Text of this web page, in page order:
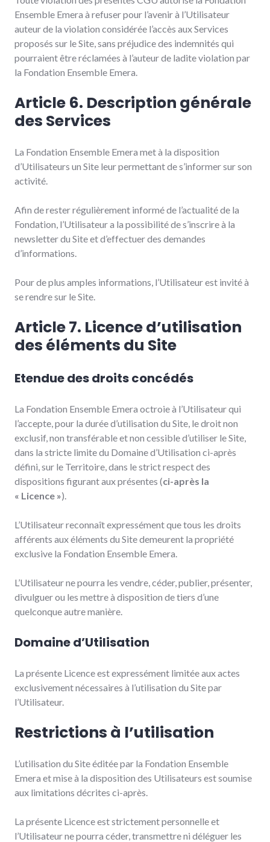
Ensemble Emera à refuser pour l’avenir à l’Utilisateur
auteur de la violation considérée l’accès aux Services
proposés sur le Site, sans préjudice des indemnités qui
pourraient être réclamées à l’auteur de ladite violation par
la Fondation Ensemble Emera.
Article 6. Description générale
des Services
La Fondation Ensemble Emera met à la disposition
d’Utilisateurs un Site leur permettant de s’informer sur son
activité.
Afin de rester régulièrement informé de l’actualité de la
Fondation, l’Utilisateur a la possibilité de s’inscrire à la
newsletter du Site et d’effectuer des demandes
d’informations.
Pour de plus amples informations, l’Utilisateur est invité à
se rendre sur le Site.
Article 7. Licence d’utilisation
des éléments du Site
Etendue des droits concédés
La Fondation Ensemble Emera octroie à l’Utilisateur qui
l’accepte, pour la durée d’utilisation du Site, le droit non
exclusif, non transférable et non cessible d’utiliser le Site,
dans la stricte limite du Domaine d’Utilisation ci-après
défini, sur le Territoire, dans le strict respect des
dispositions figurant aux présentes (ci-après la
« Licence »).
L’Utilisateur reconnaît expressément que tous les droits
afférents aux éléments du Site demeurent la propriété
exclusive la Fondation Ensemble Emera.
L’Utilisateur ne pourra les vendre, céder, publier, présenter,
divulguer ou les mettre à disposition de tiers d’une
quelconque autre manière.
Domaine d’Utilisation
La présente Licence est expressément limitée aux actes
exclusivement nécessaires à l’utilisation du Site par
l’Utilisateur.
Restrictions à l’utilisation
L’utilisation du Site éditée par la Fondation Ensemble
Emera et mise à la disposition des Utilisateurs est soumise
aux limitations décrites ci-après.
La présente Licence est strictement personnelle et
l’Utilisateur ne pourra céder, transmettre ni déléguer les